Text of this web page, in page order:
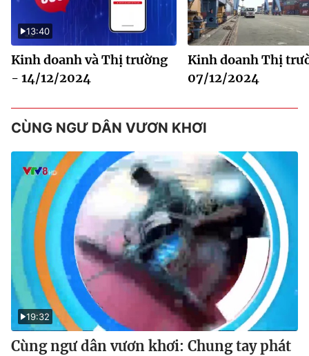
13:40
Kinh doanh và Thị trường
- 14/12/2024
Kinh doanh Thị
07/12/2024
CÙNG NGƯ DÂN VƯƠN KHƠI
19:32
Cùng ngư dân vươn khơi: Chung tay phát